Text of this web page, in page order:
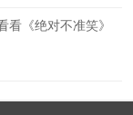
《绝对不准笑》